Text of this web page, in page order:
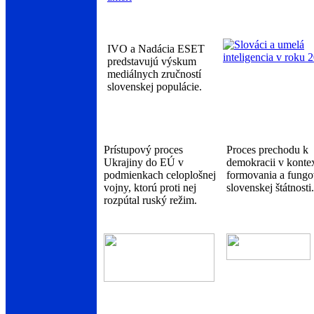
IVO a Nadácia ESET
predstavujú výskum
mediálnych zručností
slovenskej populácie.
Prístupový proces
Ukrajiny do EÚ v
podmienkach celoplošnej
vojny, ktorú proti nej
rozpútal ruský režim.
Proces prechodu k
demokracii v
formovania a
slovenskej štátnosti.